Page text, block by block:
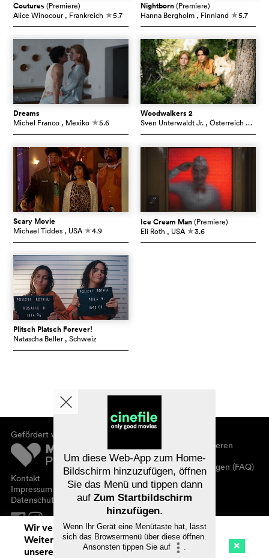
Coutures (Premiere)
Alice Winocour , Frankreich c5.7
Nightborn(Premiere)
Hanna Bergholm , Finnland c5.7
Dreams
Michel Franco , Mexiko c5.6
Woodwalkers 2
Sven Unterwaldt Jr. , Österreich
Scary Movie
Michael Tiddes , USA c4.9
Ice Cream Man(Premiere)
Eli Roth , USA c3.6
Plitsch Platsch Forever!
Natascha Beller , Schweiz
Gefördert von
Kontakt
Impressum
Datenschutz
Registrieren/abonnieren
Newsletter
Häufig gestellte Fragen (FAQ)
Gutscheine
Wir verwenden Cookies. Mit dem
Weitersurfen auf cinefile.ch stimmen Sie
unserer Cookie-Nutzung zu. Mehr Infos
Um diese Web-App zum Home-
Bildschirm hinzuzufügen, öffnen
Sie das Menü und tippen dann
auf Zum Startbildschirm
hinzufügen.
Wenn Ihr Gerät eine Menütaste hat, lässt
sich das Browsermenü über diese öffnen.
Ansonsten tippen Sie auf
.